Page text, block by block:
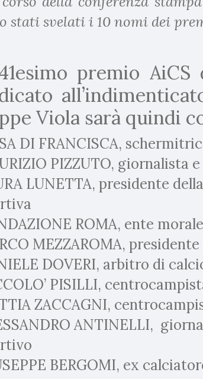
stati svelati i 10 nomi dei
premio
Viola sarà quindi
DI FRANCISCA,
PIZZUTO, giornalista
LUNETTA, presidente
ROMA, ente
MEZZAROMA,
DOVERI, arbitro di
PISILLI,
ZACCAGNI,
ANTINELLI,
BERGOMI, ex